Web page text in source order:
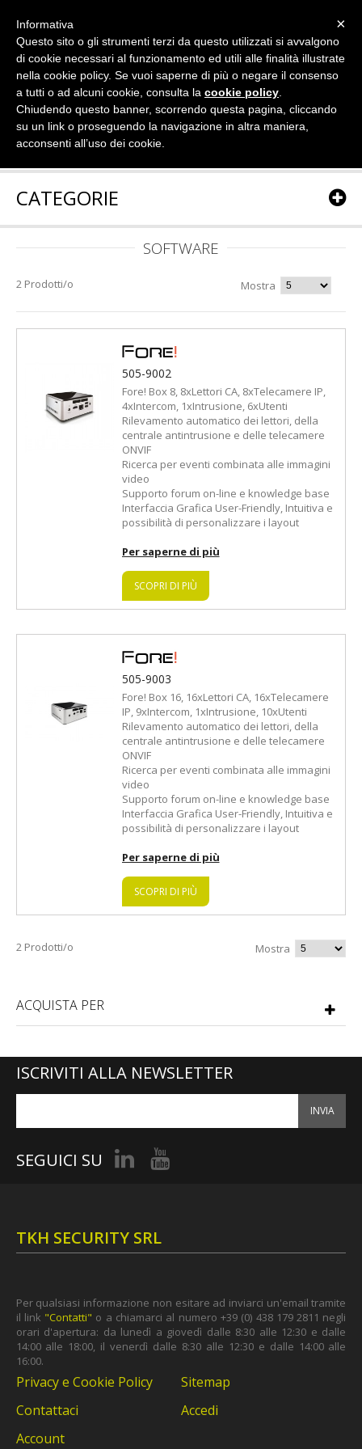
CATEGORIE
SOFTWARE
2 Prodotti/o Mostra
505-9002
Fore! Box 8, 8xLettori CA, 8xTelecamere IP,
4xIntercom, 1xIntrusione, 6xUtenti
Rilevamento automatico dei lettori, della
centrale antintrusione e delle telecamere
ONVIF
Ricerca per eventi combinata alle immagini
video
Supporto forum on-line e knowledge base
Interfaccia Grafica User-Friendly, Intuitiva e
possibilità di personalizzare i layout
Per saperne di più
SCOPRI DI PIÙ
505-9003
Fore! Box 16, 16xLettori CA, 16xTelecamere
IP, 9xIntercom, 1xIntrusione, 10xUtenti
Rilevamento automatico dei lettori, della
centrale antintrusione e delle telecamere
ONVIF
Ricerca per eventi combinata alle immagini
video
Supporto forum on-line e knowledge base
Interfaccia Grafica User-Friendly, Intuitiva e
possibilità di personalizzare i layout
Per saperne di più
SCOPRI DI PIÙ
2 Prodotti/o Mostra
ACQUISTA PER
ISCRIVITI ALLA NEWSLETTER
INVIA
SEGUICI SU
TKH SECURITY SRL
Per qualsiasi informazione non esitare ad inviarci un'email tramite
il link "Contatti" o a chiamarci al numero +39 (0) 438 179 2811 negli
orari d'apertura: da lunedì a giovedì dalle 8:30 alle 12:30 e dalle
14:00 alle 18:00, il venerdì dalle 8:30 alle 12:30 e dalle 14:00 alle
16:00.
Privacy e Cookie Policy
Sitemap
Contattaci
Accedi
Account
×
Informativa
Questo sito o gli strumenti terzi da questo utilizzati si avvalgono
di cookie necessari al funzionamento ed utili alle finalità illustrate
nella cookie policy. Se vuoi saperne di più o negare il consenso
a tutti o ad alcuni cookie, consulta la cookie policy
Chiudendo questo banner, scorrendo questa pagina, cliccando
su un link o proseguendo la navigazione in altra maniera,
acconsenti all’uso dei cookie.